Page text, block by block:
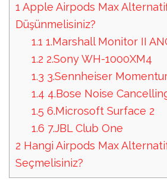
1 Apple Airpods Max
Düşünmelisiniz?
1.1 1.Marshall Monitor II
1.2 2.Sony WH-1000XM4
1.3 3.Sennheiser
1.4 4.Bose Noise
1.5 6.Microsoft Surface 2
1.6 7.JBL Club One
2 Hangi Airpods Max
Seçmelisiniz?